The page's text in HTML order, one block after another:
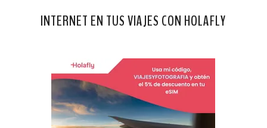
INTERNET EN TUS VIAJES CON HOLAFLY